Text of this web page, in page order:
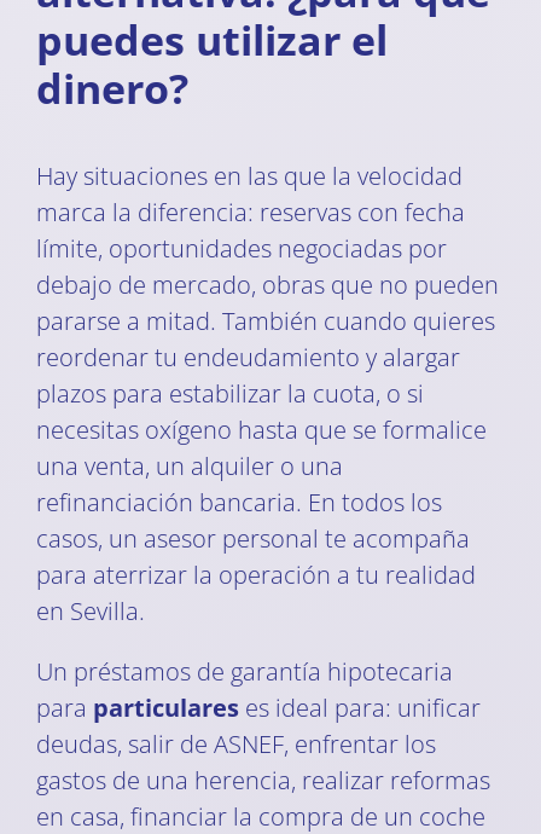
puedes utilizar el
dinero?
Hay situaciones en las que la velocidad
marca la diferencia: reservas con fecha
límite, oportunidades negociadas por
debajo de mercado, obras que no pueden
pararse a mitad. También cuando quieres
reordenar tu endeudamiento y alargar
plazos para estabilizar la cuota, o si
necesitas oxígeno hasta que se formalice
una venta, un alquiler o una
refinanciación bancaria. En todos los
casos, un asesor personal te acompaña
para aterrizar la operación a tu realidad
en Sevilla.
Un préstamos de garantía hipotecaria
para particulareses ideal para: unificar
deudas, salir de ASNEF, enfrentar los
gastos de una herencia, realizar reformas
en casa, financiar la compra de un coche